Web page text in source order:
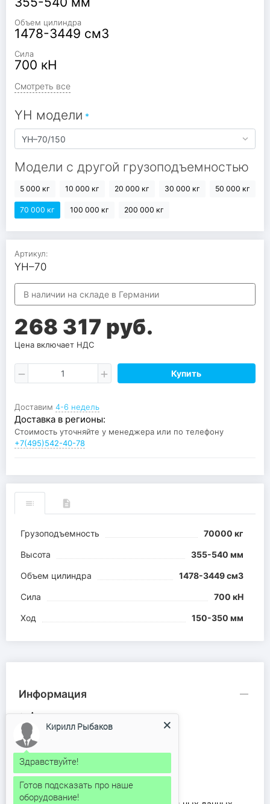
Объем цилиндра
1478-3449 см3
Сила
700 кН
Смотреть все
YH модели
Модели с другой грузоподъемностью
5 000 кг 10 000 кг 20 000 кг 30 000 кг 50 000 кг
70 000 кг 100 000 кг 200 000 кг
Артикул:
YH–70
В наличии на складе в Германии
268 317 руб.
Цена включает НДС
Купить
Доставим 4-6 недель
Доставка в регионы:
Стоимость уточняйте у менеджера или по телефону
+7(495)542-40-78
Грузоподъемность 70000 кг
Высота 355-540 мм
Объем цилиндра 1478-3449 см3
Сила 700 кН
Ход 150-350 мм
Информация
Аренда рохли
Доставка и оплата
Каталог продукции
Контакты
О компании
Ремонт рохлей
Кирилл Рыбаков
Здравствуйте!
Готов подсказать про наше
оборудование!